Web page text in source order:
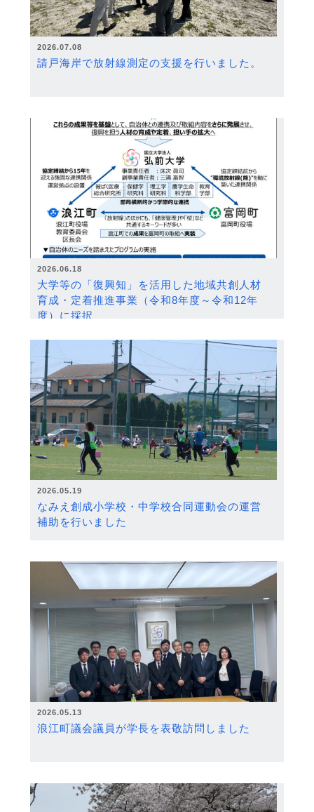
2026.07.08
請戸海岸で放射線測定の支援を行いました。
2026.06.18
大学等の「復興知」を活用した地域共創人材
育成・定着推進事業（令和8年度～令和12年
度）に採択
2026.05.19
なみえ創成小学校・中学校合同運動会の運営
補助を行いました
2026.05.13
浪江町議会議員が学長を表敬訪問しました